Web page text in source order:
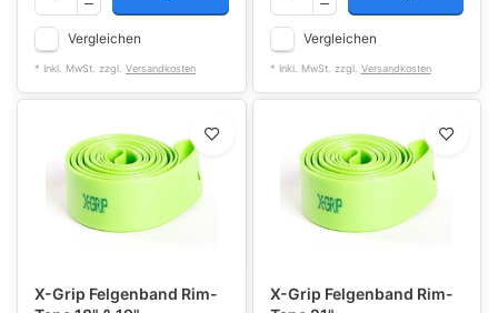
Vergleichen
* Inkl. MwSt. zzgl. Versandkosten
Vergleichen
* Inkl. MwSt. zzgl. Versandkosten
X-Grip Felgenband Rim-
X-Grip Felgenband Rim-